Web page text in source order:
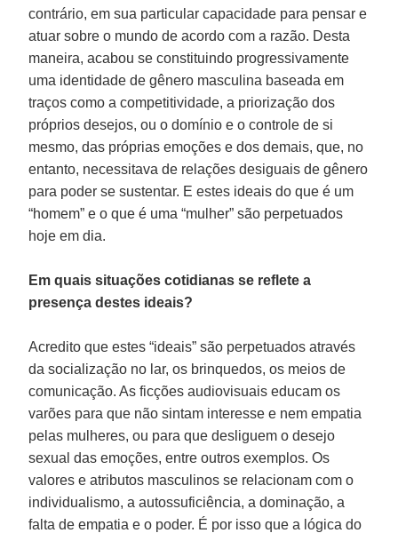
contrário, em sua particular capacidade para pensar e
atuar sobre o mundo de acordo com a razão. Desta
maneira, acabou se constituindo progressivamente
uma identidade de gênero masculina baseada em
traços como a competitividade, a priorização dos
próprios desejos, ou o domínio e o controle de si
mesmo, das próprias emoções e dos demais, que, no
entanto, necessitava de relações desiguais de gênero
para poder se sustentar. E estes ideais do que é um
“homem” e o que é uma “mulher” são perpetuados
hoje em dia.
Em quais situações cotidianas se reflete a
presença destes ideais?
Acredito que estes “ideais” são perpetuados através
da socialização no lar, os brinquedos, os meios de
comunicação. As ficções audiovisuais educam os
varões para que não sintam interesse e nem empatia
pelas mulheres, ou para que desliguem o desejo
sexual das emoções, entre outros exemplos. Os
valores e atributos masculinos se relacionam com o
individualismo, a autossuficiência, a dominação, a
falta de empatia e o poder. É por isso que a lógica do